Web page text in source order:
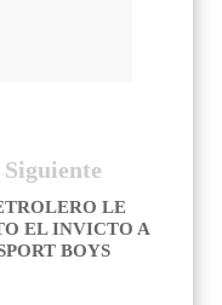
Siguiente
LE
EL INVICTO A
BOYS